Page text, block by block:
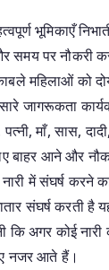
भूमिकाएँ
पर नौकरी
को दोयम
जागरूकता
माँ, सास,
बाहर आने और
में संघर्ष करने
संघर्ष करती है
अगर कोई नारी
नजर आते हैं।